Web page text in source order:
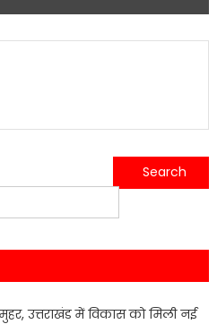
कर्मचारी अपनी 13 सूत्री मांगों को लेकर कार्य बहिष्कार कर बैठें धरने पर….
उत्तराखंड में विकास को मिली नई